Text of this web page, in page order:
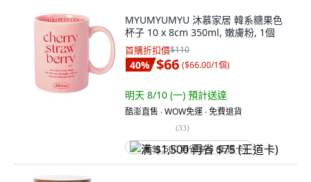
MYUMYUMYU 沐慕家居 韓系糖果色
杯子 10 x 8cm 350ml, 嫩膚粉, 1個
首購折扣價$110
40% $66 ($66.00/1個)
明天 8/10 (一) 預計送達
酷澎直售 ∙ WOW免運 ∙ 免費退貨
(33)
满 $1,500 再省 $75 (王道卡)